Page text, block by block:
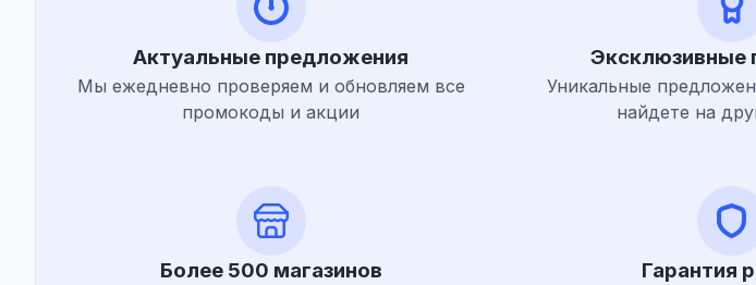
Актуальные предложения
Мы ежедневно проверяем и обновляем все
промокоды и акции
Эксклюзивные
Уникальные
найдете на
Более 500 магазинов Гарантия